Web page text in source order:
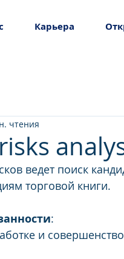
Карьера
чтения
ведет поиск
торговой книги.
:
и